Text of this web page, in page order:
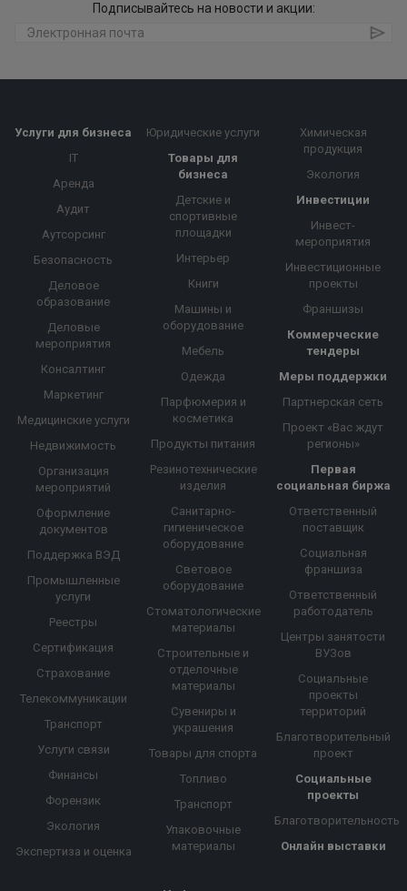
Подписывайтесь на новости и акции:
Услуги для бизнеса
IT
Аренда
Аудит
Аутсорсинг
Безопасность
Деловое
образование
Деловые
мероприятия
Консалтинг
Маркетинг
Медицинские услуги
Недвижимость
Организация
мероприятий
Оформление
документов
Поддержка ВЭД
Промышленные
услуги
Реестры
Сертификация
Страхование
Телекоммуникации
Транспорт
Услуги связи
Финансы
Форензик
Экология
Экспертиза и оценка
Юридические услуги
Товары для
бизнеса
Детские и
спортивные
площадки
Интерьер
Книги
Машины и
оборудование
Мебель
Одежда
Парфюмерия и
косметика
Продукты питания
Резинотехнические
изделия
Санитарно-
гигиеническое
оборудование
Световое
оборудование
Стоматологические
материалы
Строительные и
отделочные
материалы
Сувениры и
украшения
Товары для спорта
Топливо
Транспорт
Упаковочные
материалы
Химическая
продукция
Экология
Инвестиции
Инвест-
мероприятия
Инвестиционные
проекты
Франшизы
Коммерческие
тендеры
Меры поддержки
Партнерская сеть
Проект «Вас ждут
регионы»
Первая
социальная биржа
Ответственный
поставщик
Социальная
франшиза
Ответственный
работодатель
Центры занятости
ВУЗов
Социальные
проекты
территорий
Благотворительный
проект
Социальные
проекты
Благотворительность
Онлайн выставки